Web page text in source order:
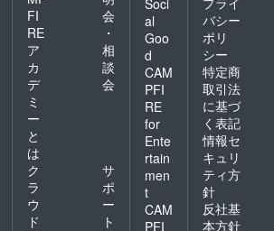
粉/BP（
一部に
小麦、
卵、乳
製品を
含む）
■ 太田
酒造場
の米麹
甘酒 詳
細 若桜
の老舗
酒造 太
田酒造
場の甘
酒です
ツ 詳細
・サイ
ズ：男
性用 S
サイズ
（着
丈：
66.5cm
巾：
44.0cm
102.0c
m、胴
囲：
FI
RE
ア
カ
デ
ミ
ー
と
は
会
・
相
談
会
ク
ラ
ウ
ド
サ
ポ
ー
ト
al
Goo
d
CAM
PFI
RE
for
Ente
rtain
men
t
CAM
PFI
バシー
ポリ
シー
特定商
取引法
に基づ
く表記
情報セ
キュリ
ティ方
針
反社基
本方針